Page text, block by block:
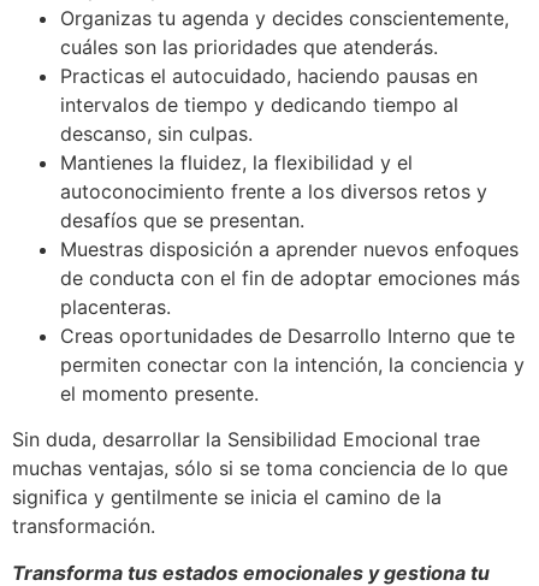
Organizas tu agenda y decides conscientemente,
cuáles son las prioridades que atenderás.
Practicas el autocuidado, haciendo pausas en
intervalos de tiempo y dedicando tiempo al
descanso, sin culpas.
Mantienes la fluidez, la flexibilidad y el
autoconocimiento frente a los diversos retos y
desafíos que se presentan.
Muestras disposición a aprender nuevos enfoques
de conducta con el fin de adoptar emociones más
placenteras.
Creas oportunidades de Desarrollo Interno que te
permiten conectar con la intención, la conciencia y
el momento presente.
Sin duda, desarrollar la Sensibilidad Emocional trae
muchas ventajas, sólo si se toma conciencia de lo que
significa y gentilmente se inicia el camino de la
transformación.
Transforma tus estados emocionales y gestiona tu